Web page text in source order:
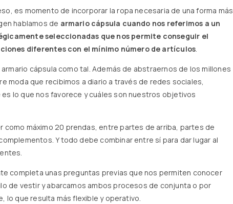
es momento de incorporar la ropa necesaria de una forma más
hablamos de armario cápsula cuando nos referimos a un
seleccionadas que nos permite conseguir el
diferentes con el mínimo número de artículos.
cápsula como tal. Además de abstraernos de los millones
moda que recibimos a diario a través de redes sociales,
lo que nos favorece y cuáles son nuestros objetivos
como máximo 20 prendas, entre partes de arriba, partes de
Y todo debe combinar entre sí para dar lugar al
completa unas preguntas previas que nos permiten conocer
de vestir y abarcamos ambos procesos de conjunta o por
lo que resulta más flexible y operativo.